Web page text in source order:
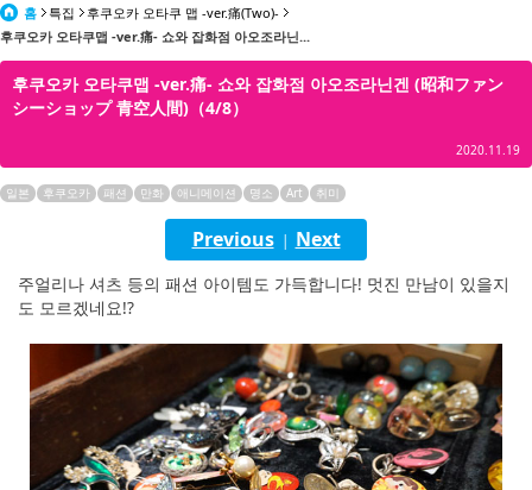
日本語
한국어
簡体中文
English
ภาษาไทย
Bahasa Indonesia
홈 특집
후쿠오카 오타쿠 맵 -ver.痛(Two)-
후쿠오카 오타쿠맵 -ver.痛- 쇼와 잡화점 아오조라닌...
후쿠오카 오타쿠맵 -ver.痛- 쇼와 잡화점 아오조라닌겐 (昭和ファン
シーショップ 青空人間)（4/8）
2020.11.19
일본 후쿠오카 패션 만화 애니메이션 명소 Art 취미
Previous| Next
주얼리나 셔츠 등의 패션 아이템도 가득합니다! 멋진 만남이 있을지
도 모르겠네요!?